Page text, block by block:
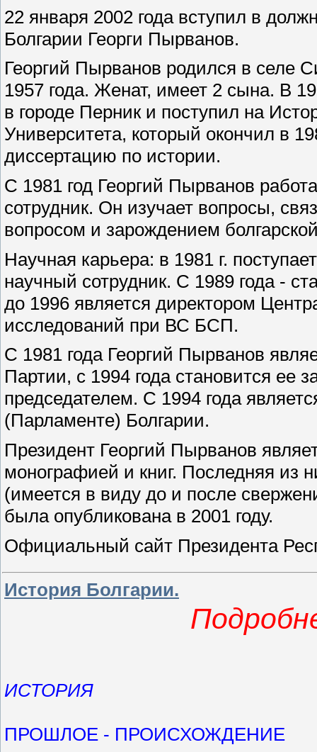
22 января 2002 года вступил в
Болгарии Георги Пырванов.
Георгий Пырванов родился в селе
1957 года. Женат, имеет 2 сына. В
в городе Перник и поступил на
Университета, который окончил в
диссертацию по истории.
С 1981 год Георгий Пырванов
сотрудник. Он изучает вопросы,
вопросом и зарождением
Научная карьера: в 1981 г.
научный сотрудник. С 1989 года -
до 1996 является директором
исследований при ВС БСП.
С 1981 года Георгий Пырванов
Партии, с 1994 года становится ее
председателем. С 1994 года
(Парламенте) Болгарии.
Президент Георгий Пырванов
монографией и книг. Последняя из
(имеется в виду до и после
была опубликована в 2001 году.
Официальный сайт Президента
История Болгарии.
ИСТОРИЯ
ПРОШЛОЕ - ПРОИСХОЖДЕНИЕ